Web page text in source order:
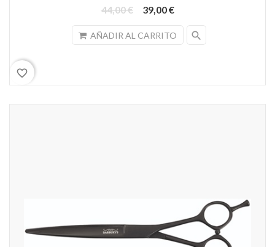
44,00 €
39,00 €
AÑADIR AL CARRITO search
favorite_border